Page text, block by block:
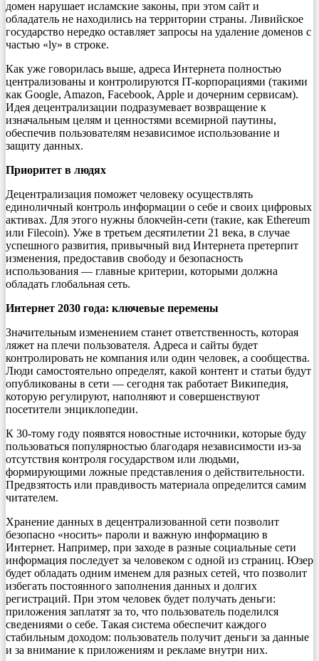
домен нарушает исламские законы, при этом сайт и
обладатель не находились на территории страны. Ливийское
государство нередко оставляет запросы на удаление доменов с
частью «ly» в строке.
Как уже говорилась выше, адреса Интернета полностью
централизованы и контролируются IT-корпорациями (такими
как Google, Amazon, Facebook, Apple и дочерним сервисам).
Идея децентрализации подразумевает возвращение к
изначальным целям и ценностями всемирной паутины,
обеспечив пользователям независимое использование и
защиту данных.
Приоритет в людях
Децентрализация поможет человеку осуществлять
единоличный контроль информации о себе и своих цифровых
активах. Для этого нужны блокчейн-сети (такие, как Ethereum
или Filecoin). Уже в третьем десятилетии 21 века, в случае
успешного развития, привычный вид Интернета претерпит
изменения, предоставив свободу и безопасность
использования — главные критерии, которыми должна
обладать глобальная сеть.
Интернет 2030 года: ключевые перемены
Значительным изменением станет ответственность, которая
ляжет на плечи пользователя. Адреса и сайты будет
контролировать не компания или один человек, а сообщества.
Люди самостоятельно определят, какой контент и статьи будут
опубликованы в сети — сегодня так работает Википедия,
которую регулируют, наполняют и совершенствуют
посетители энциклопедии.
К 30-тому году появятся новостные источники, которые буду
пользоваться популярностью благодаря независимости из-за
отсутствия контроля государством или людьми,
формирующими ложные представления о действительности.
Предвзятость или правдивость материала определится самим
читателем.
Хранение данных в децентрализованной сети позволит
безопасно «носить» пароли и важную информацию в
Интернет. Например, при заходе в разные социальные сети
информация последует за человеком с одной из страниц. Юзер
будет обладать одним именем для разных сетей, что позволит
избегать постоянного заполнения данных и долгих
регистраций. При этом человек будет получать деньги:
приложения заплатят за то, что пользователь поделился
сведениями о себе. Такая система обеспечит каждого
стабильным доходом: пользователь получит деньги за данные
и за внимание к приложениям и рекламе внутри них.